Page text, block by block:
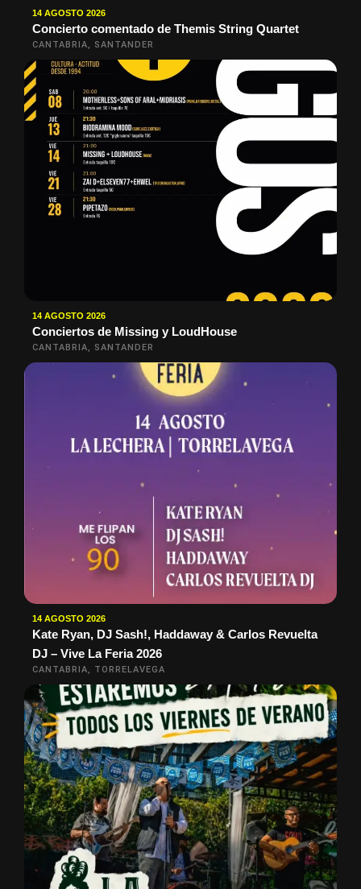
14 AGOSTO 2026
Concierto comentado de Themis String Quartet
CANTABRIA, SANTANDER
14 AGOSTO 2026
Conciertos de Missing y LoudHouse
CANTABRIA, SANTANDER
14 AGOSTO 2026
Kate Ryan, DJ Sash!, Haddaway & Carlos Revuelta
DJ – Vive La Feria 2026
CANTABRIA, TORRELAVEGA